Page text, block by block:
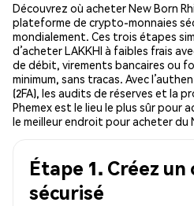
Découvrez où acheter New Born
plateforme de crypto-monnaies
mondialement. Ces trois étapes
d’acheter LAKKHI à faibles frais
de débit, virements bancaires ou
minimum, sans tracas. Avec
(2FA), les audits de réserves et la
Phemex est le lieu le plus sûr pour
le meilleur endroit pour acheter du
Étape 1. Créez
sécurisé